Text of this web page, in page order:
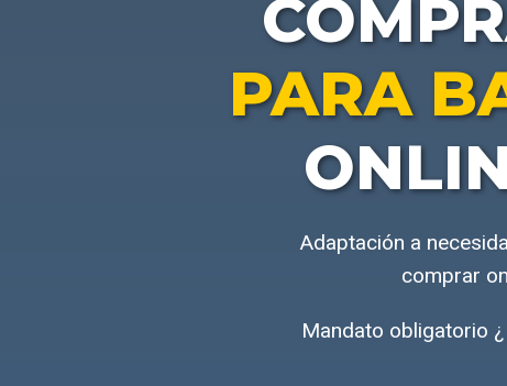
PARA
Adaptación a
comprar
Mandato obligatorio